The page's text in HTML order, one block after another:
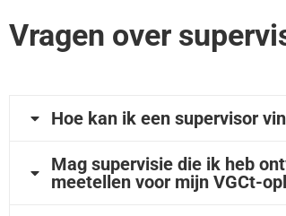
Vragen over
Hoe kan ik een supervisor
Mag supervisie die ik heb
meetellen voor mijn VGCt-